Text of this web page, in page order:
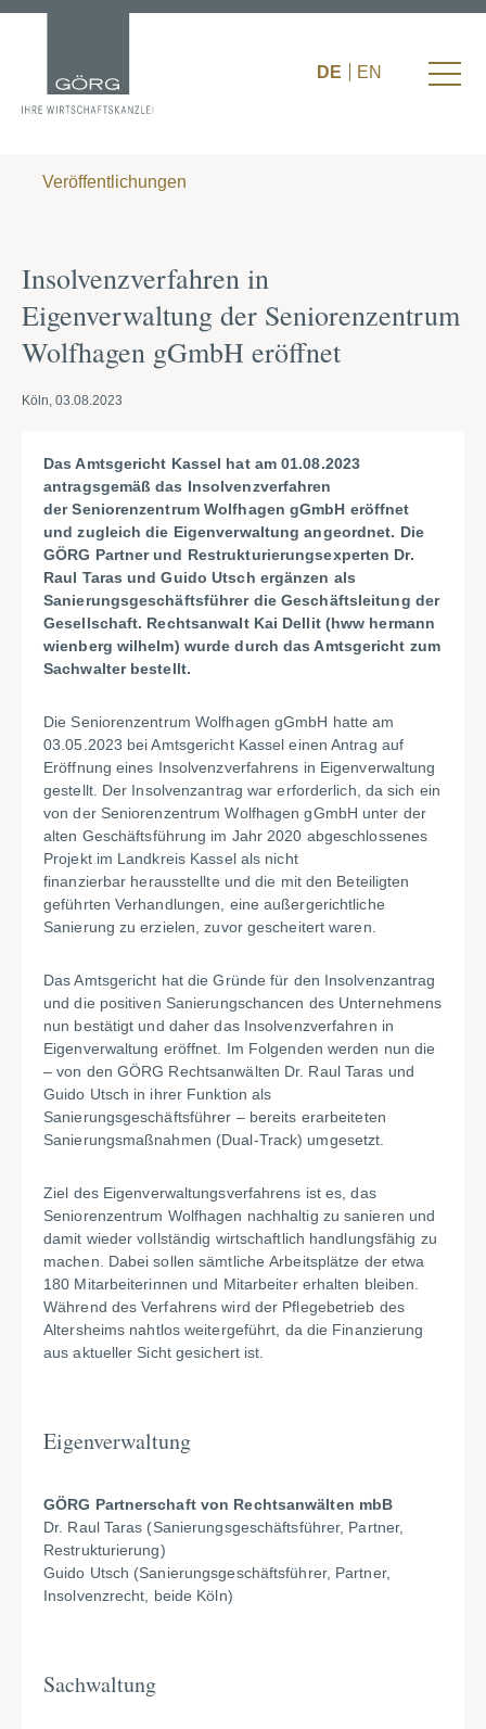
DE EN
Veröffentlichungen
Insolvenzverfahren in
Eigenverwaltung der Seniorenzentrum
Wolfhagen gGmbH eröffnet
Köln, 03.08.2023
Das Amtsgericht Kassel hat am 01.08.2023
antragsgemäß das Insolvenzverfahren
der Seniorenzentrum Wolfhagen gGmbH eröffnet
und zugleich die Eigenverwaltung angeordnet. Die
GÖRG Partner und Restrukturierungsexperten Dr.
Raul Taras und Guido Utsch ergänzen als
Sanierungsgeschäftsführer die Geschäftsleitung der
Gesellschaft. Rechtsanwalt Kai Dellit (hww hermann
wienberg wilhelm) wurde durch das Amtsgericht zum
Sachwalter bestellt.
Die Seniorenzentrum Wolfhagen gGmbH hatte am
03.05.2023 bei Amtsgericht Kassel einen Antrag auf
Eröffnung eines Insolvenzverfahrens in Eigenverwaltung
gestellt. Der Insolvenzantrag war erforderlich, da sich ein
von der Seniorenzentrum Wolfhagen gGmbH unter der
alten Geschäftsführung im Jahr 2020 abgeschlossenes
Projekt im Landkreis Kassel als nicht
finanzierbar herausstellte und die mit den Beteiligten
geführten Verhandlungen, eine außergerichtliche
Sanierung zu erzielen, zuvor gescheitert waren.
Das Amtsgericht hat die Gründe für den Insolvenzantrag
und die positiven Sanierungschancen des Unternehmens
nun bestätigt und daher das Insolvenzverfahren in
Eigenverwaltung eröffnet. Im Folgenden werden nun die
– von den GÖRG Rechtsanwälten Dr. Raul Taras und
Guido Utsch in ihrer Funktion als
Sanierungsgeschäftsführer – bereits erarbeiteten
Sanierungsmaßnahmen (Dual-Track) umgesetzt.
Ziel des Eigenverwaltungsverfahrens ist es, das
Seniorenzentrum Wolfhagen nachhaltig zu sanieren und
damit wieder vollständig wirtschaftlich handlungsfähig zu
machen. Dabei sollen sämtliche Arbeitsplätze der etwa
180 Mitarbeiterinnen und Mitarbeiter erhalten bleiben.
Während des Verfahrens wird der Pflegebetrieb des
Altersheims nahtlos weitergeführt, da die Finanzierung
aus aktueller Sicht gesichert ist.
Eigenverwaltung
GÖRG Partnerschaft von Rechtsanwälten mbB
Dr. Raul Taras (Sanierungsgeschäftsführer, Partner,
Restrukturierung)
Guido Utsch (Sanierungsgeschäftsführer, Partner,
Insolvenzrecht, beide Köln)
Sachwaltung